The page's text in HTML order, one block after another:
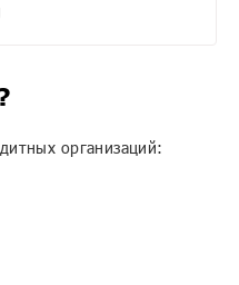
организаций: